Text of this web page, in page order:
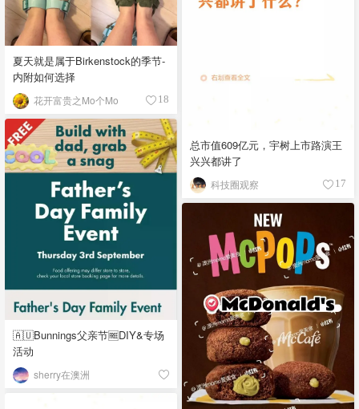
夏天就是属于Birkenstock的季节-
内附如何选择
花开富贵之Mo个Mo 18
总市值609亿元，宇树上市路演王
兴兴都讲了
科技圈观察 17
🇦🇺Bunnings父亲节🆓DIY&专场
活动
sherry在澳洲